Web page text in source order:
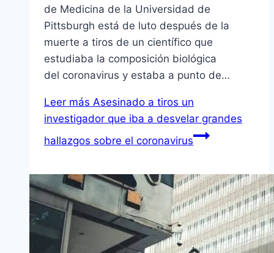
de Medicina de la Universidad de
Pittsburgh está de luto después de la
muerte a tiros de un científico que
estudiaba la composición biológica
del coronavirus y estaba a punto de…
Leer más Asesinado a tiros un
investigador que iba a desvelar grandes
hallazgos sobre el coronavirus